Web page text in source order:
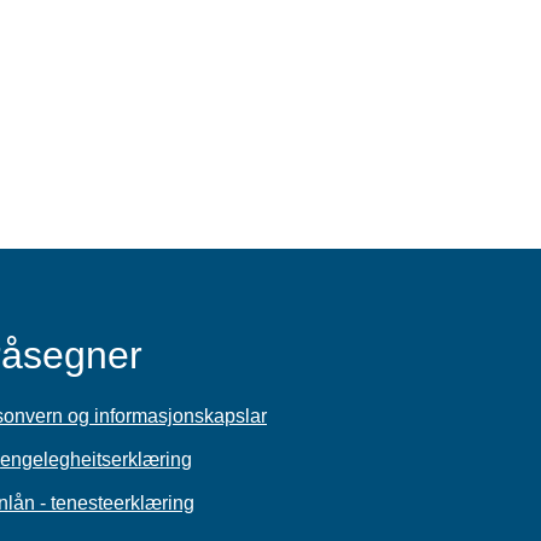
og informasjonskapslar
- tenesteerklæring